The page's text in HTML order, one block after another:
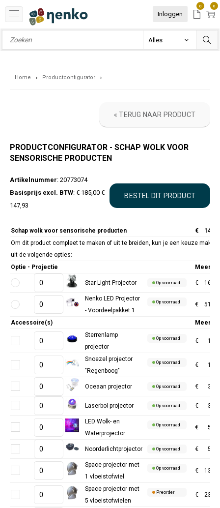
Inloggen
0 0
Home Productconfigurator
« TERUG NAAR PRODUCT
PRODUCTCONFIGURATOR - SCHAP WOLK VOOR
SENSORISCHE PRODUCTEN
Artikelnummer: 20773074
Basisprijs excl. BTW: € 185,00 €
147,93
Schap wolk voor sensorische producten €
Om dit product compleet te maken of uit te breiden, kun je een keuze maken
uit de volgende opties:
Optie - Projectie
Star Light Projector Op voorraad €
Nenko LED Projector
- Voordeelpakket 1
Op voorraad €
Accessoire(s)
Sterrenlamp
projector
Op voorraad €
Snoezel projector
"Regenboog"
Op voorraad €
Oceaan projector Op voorraad €
Laserbol projector Op voorraad €
LED Wolk- en
Waterprojector
Op voorraad €
Noorderlichtprojector Op voorraad €
Space projector met
1 vloeistofwiel
Op voorraad €
Space projector met
5 vloeistofwielen
Preorder €